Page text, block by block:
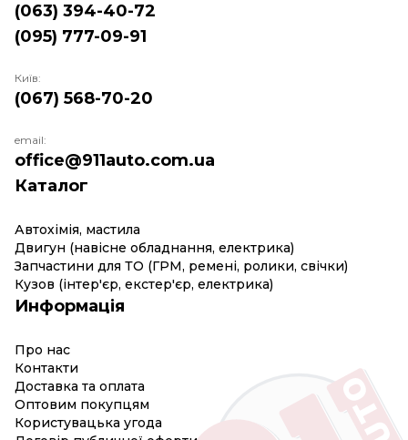
Каталог
Автохімія, мастила
Двигун (навісне обладнання, електрика)
Запчастини для ТО (ГРМ, ремені, ролики, свічки)
Кузов (інтер'єр, екстер'єр, електрика)
Информація
Про нас
Контакти
Доставка та оплата
Оптовим покупцям
Користувацька угода
(063) 394-40-72
(095) 777-09-91
Київ:
(067) 568-70-20
email:
office@911auto.com.ua